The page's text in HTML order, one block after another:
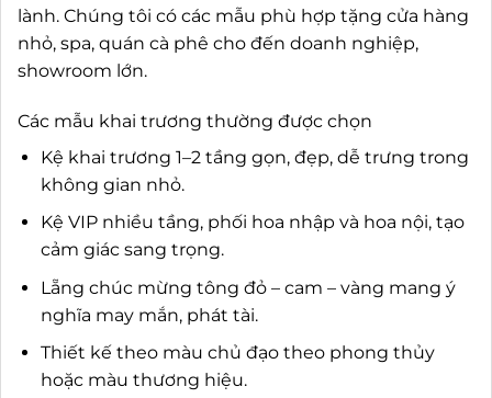
lành. Chúng tôi có các mẫu phù hợp tặng cửa hàng
nhỏ, spa, quán cà phê cho đến doanh nghiệp,
showroom lớn.
Các mẫu khai trương thường được chọn
Kệ khai trương 1–2 tầng gọn, đẹp, dễ trưng trong
không gian nhỏ.
Kệ VIP nhiều tầng, phối hoa nhập và hoa nội, tạo
cảm giác sang trọng.
Lẵng chúc mừng tông đỏ – cam – vàng mang ý
nghĩa may mắn, phát tài.
Thiết kế theo màu chủ đạo theo phong thủy
hoặc màu thương hiệu.